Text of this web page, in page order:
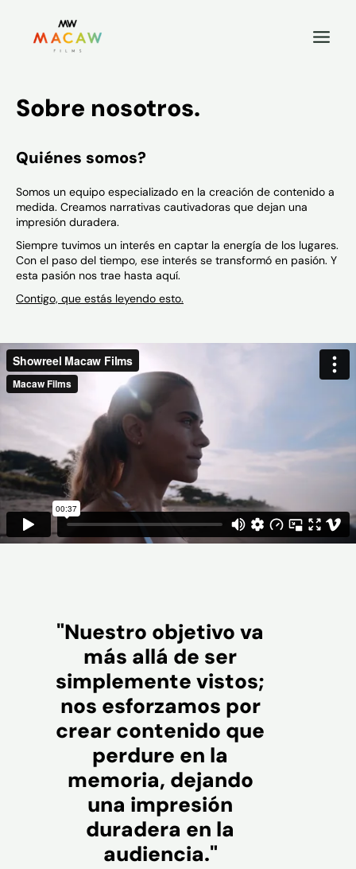
Sobre nosotros.
Quiénes somos?
Somos un equipo especializado en la creación de contenido a
medida. Creamos narrativas cautivadoras que dejan una
impresión duradera.
Siempre tuvimos un interés en captar la energía de los lugares.
Con el paso del tiempo, ese interés se transformó en pasión. Y
esta pasión nos trae hasta aquí.
Contigo, que estás leyendo esto.
"Nuestro objetivo va
más allá de ser
simplemente vistos;
nos esforzamos por
crear contenido que
perdure en la
memoria, dejando
una impresión
duradera en la
audiencia."